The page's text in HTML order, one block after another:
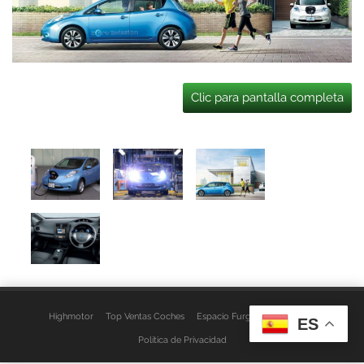
Clic para pantalla completa
Highmotor Top Ventas Coches Espacio Furgo Aviso Legal
Política de Privacidad
ES